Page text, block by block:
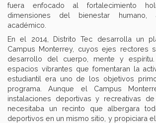
fuera enfocado al fortalecimiento
dimensiones del bienestar
académico.
En el 2014, Distrito Tec desarrolla un
Campus Monterrey, cuyos ejes rectores
desarrollo del cuerpo, mente y
espacios vibrantes que fomentaran la
estudiantil era uno de los objetivos
programa. Aunque el Campus
instalaciones deportivas y recreativas
necesitaba un recinto que albergara
deportivos en un mismo sitio, y propiciara